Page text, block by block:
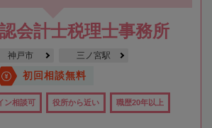
会計士税理士事務所
神戸市 三ノ宮駅
初回相談無料
ン相談可 役所から近い 職歴20年以上